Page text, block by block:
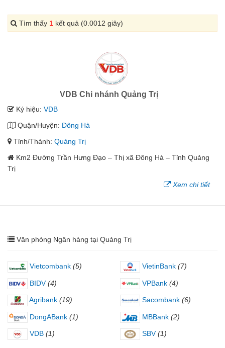
Tìm thấy 1 kết quả (0.0012 giây)
VDB Chi nhánh Quảng Trị
Ký hiệu: VDB
Quận/Huyện: Đông Hà
Tỉnh/Thành: Quảng Trị
Km2 Đường Trần Hưng Đạo – Thị xã Đông Hà – Tỉnh Quảng
Trị
Xem chi tiết
Văn phòng Ngân hàng tại Quảng Trị
Vietcombank (5) VietinBank (7)
BIDV (4) VPBank (4)
Agribank (19) Sacombank (6)
DongABank (1) MBBank (2)
VDB (1) SBV (1)